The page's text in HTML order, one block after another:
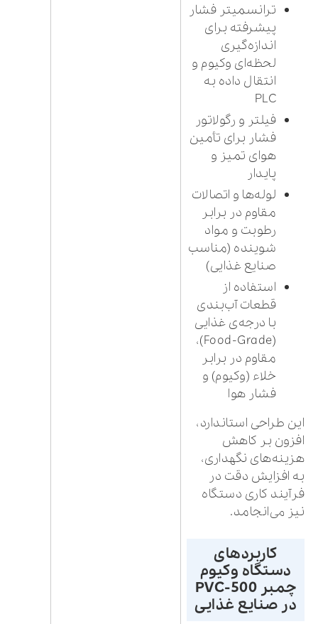
ترانسمیتر فشار
پیشرفته برای
اندازه‌گیری
لحظه‌ای وکیوم و
انتقال داده به
PLC
فیلتر و رگولاتور
فشار برای تأمین
هوای تمیز و
پایدار
لوله‌ها و اتصالات
مقاوم در برابر
رطوبت و مواد
شوینده (مناسب
صنایع غذایی)
استفاده از
قطعات آب‌بندی
با درجه‌ی غذایی
(Food-Grade)،
مقاوم در برابر
خلاء (وکیوم) و
فشار هوا
این طراحی استاندارد،
افزون بر کاهش
هزینه‌های نگهداری،
به افزایش دقت در
فرآیند کاری دستگاه
نیز می‌انجامد.
کاربردهای
دستگاه وکیوم
چمبر PVC-500
در صنایع غذایی